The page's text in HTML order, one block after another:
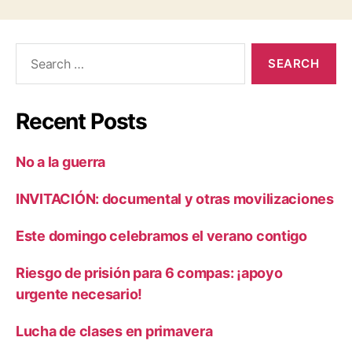
Recent Posts
No a la guerra
INVITACIÓN: documental y otras movilizaciones
Este domingo celebramos el verano contigo
Riesgo de prisión para 6 compas: ¡apoyo
urgente necesario!
Lucha de clases en primavera